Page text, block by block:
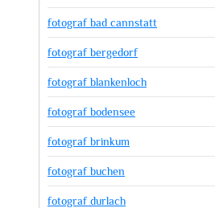
fotograf bad cannstatt
fotograf bergedorf
fotograf blankenloch
fotograf bodensee
fotograf brinkum
fotograf buchen
fotograf durlach